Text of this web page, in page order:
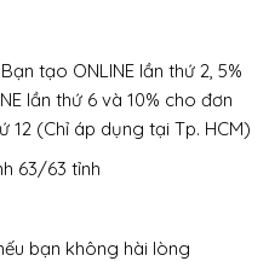
tạo ONLINE lần thứ 2, 5%
lần thứ 6 và 10% cho đơn
12 (Chỉ áp dụng tại Tp. HCM)
63/63 tỉnh
bạn không hài lòng